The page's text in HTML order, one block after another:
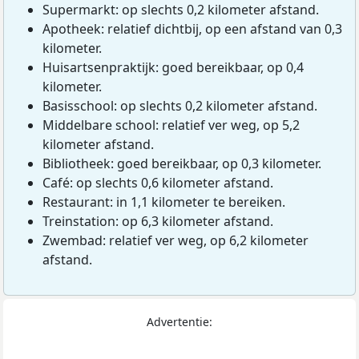
Supermarkt: op slechts 0,2 kilometer afstand.
Apotheek: relatief dichtbij, op een afstand van 0,3
kilometer.
Huisartsenpraktijk: goed bereikbaar, op 0,4
kilometer.
Basisschool: op slechts 0,2 kilometer afstand.
Middelbare school: relatief ver weg, op 5,2
kilometer afstand.
Bibliotheek: goed bereikbaar, op 0,3 kilometer.
Café: op slechts 0,6 kilometer afstand.
Restaurant: in 1,1 kilometer te bereiken.
Treinstation: op 6,3 kilometer afstand.
Zwembad: relatief ver weg, op 6,2 kilometer
afstand.
Advertentie: